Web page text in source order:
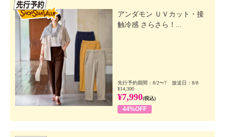
アンダモン ＵＶカット・接
触冷感 さらさら！...
先行予約期間：8/2〜7 放送日：8/8
¥14,300
¥7,990(税込)
44%OFF